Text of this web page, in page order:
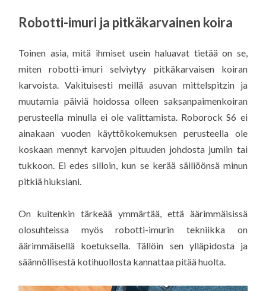
Robotti-imuri ja pitkäkarvainen koira
Toinen asia, mitä ihmiset usein haluavat tietää on se,
miten robotti-imuri selviytyy pitkäkarvaisen koiran
karvoista. Vakituisesti meillä asuvan mittelspitzin ja
muutamia päiviä hoidossa olleen saksanpaimenkoiran
perusteella minulla ei ole valittamista. Roborock S6 ei
ainakaan vuoden käyttökokemuksen perusteella ole
koskaan mennyt karvojen pituuden johdosta jumiin tai
tukkoon. Ei edes silloin, kun se kerää säiliöönsä minun
pitkiä hiuksiani.
On kuitenkin tärkeää ymmärtää, että äärimmäisissä
olosuhteissa myös robotti-imurin tekniikka on
äärimmäisellä koetuksella. Tällöin sen ylläpidosta ja
säännöllisestä kotihuollosta kannattaa pitää huolta.